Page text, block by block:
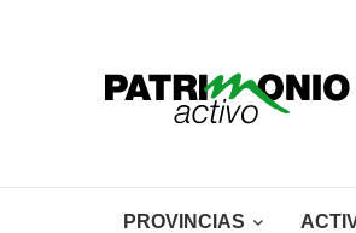
PROVINCIAS